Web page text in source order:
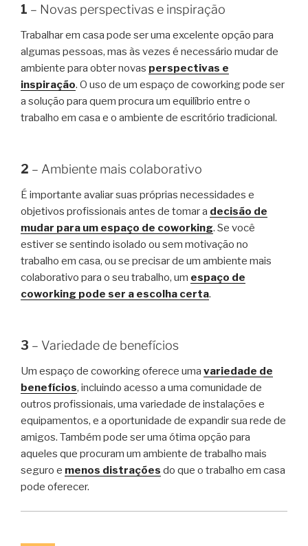
1 – Novas perspectivas e inspiração
Trabalhar em casa pode ser uma excelente opção para
algumas pessoas, mas às vezes é necessário mudar de
ambiente para obter novas perspectivas e
inspiração. O uso de um espaço de coworking pode ser
a solução para quem procura um equilíbrio entre o
trabalho em casa e o ambiente de escritório tradicional.
2 – Ambiente mais colaborativo
É importante avaliar suas próprias necessidades e
objetivos profissionais antes de tomar a decisão de
mudar para um espaço de coworking. Se você
estiver se sentindo isolado ou sem motivação no
trabalho em casa, ou se precisar de um ambiente mais
colaborativo para o seu trabalho, um espaço de
coworking pode ser a escolha certa.
3 – Variedade de benefícios
Um espaço de coworking oferece uma variedade de
benefícios, incluindo acesso a uma comunidade de
outros profissionais, uma variedade de instalações e
equipamentos, e a oportunidade de expandir sua rede de
amigos. Também pode ser uma ótima opção para
aqueles que procuram um ambiente de trabalho mais
seguro e menos distrações do que o trabalho em casa
pode oferecer.